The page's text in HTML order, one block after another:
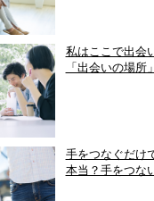
私はここで出会
「出会いの場所
手をつなぐだけ
本当？手をつな